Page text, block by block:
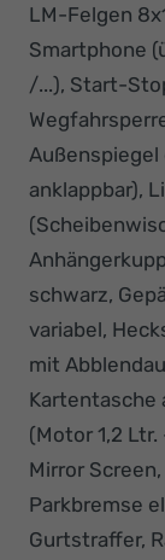
LM-Felgen
Smartphone
/...), Start-
Außenspiegel
anklappbar),
schwarz,
variabel,
mit
Kartentasche
(Motor 1,2
Mirror
Parkbremse
Gurtstraffer,